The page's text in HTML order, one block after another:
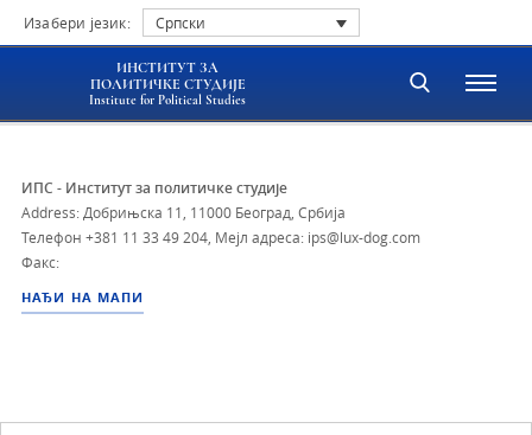
Изабери језик: Српски
ИНСТИТУТ ЗА
ПОЛИТИЧКЕ СТУДИЈЕ
Institute for Political Studies
ИПС - Институт за политичке студије
Address: Добрињска 11, 11000 Београд, Србија
Телефон +381 11 33 49 204 Мејл адреса: ips@lux-dog.com
Факс:
НАЂИ НА МАПИ